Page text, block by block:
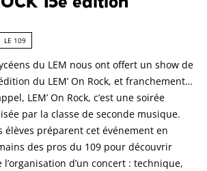
LE 109
du LEM nous ont offert un show de
du LEM’ On Rock, et franchement…
LEM’ On Rock, c’est une soirée
par la classe de seconde musique.
élèves préparent cet événement en
des pros du 109 pour découvrir
d’un concert : technique,